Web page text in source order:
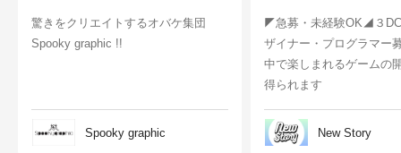
驚きをクリエイトするオバケ集団
Spooky graphic !!
Spooky graphic
◤急募・未経験OK◢３
ザイナー・プログラマー
中で楽しまれるゲームの
得られます
New Story